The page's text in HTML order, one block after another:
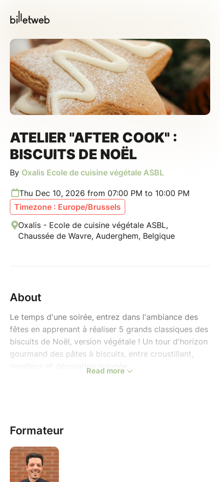
ATELIER "AFTER COOK" :
BISCUITS DE NOËL
By Oxalis Ecole de cuisine végétale ASBL
Thu Dec 10, 2026 from 07:00 PM to 10:00 PM
Timezone : Europe/Brussels
Oxalis - Ecole de cuisine végétale ASBL,
Chaussée de Wavre, Auderghem, Belgique
About
Le temps d'une soirée, entrez dans l'ambiance des
fêtes en apprenant à réaliser 5 grands classiques des
biscuits de Noël, version végétale ! Un tour d'horizon
gourmand des pâtes à biscuits, entre croustillant,
moelleux et décoration soignée.
parfumés à la cannelle et aux épices d'hiver,
Speculoos – croustillants et parfumés, un
incontournable de la période.
Sablés viennois (Spritz) – délicatement
Read more
Formateur